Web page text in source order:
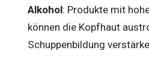
Alkohol: Produkte mit
können die Kopfhaut
Schuppenbildung